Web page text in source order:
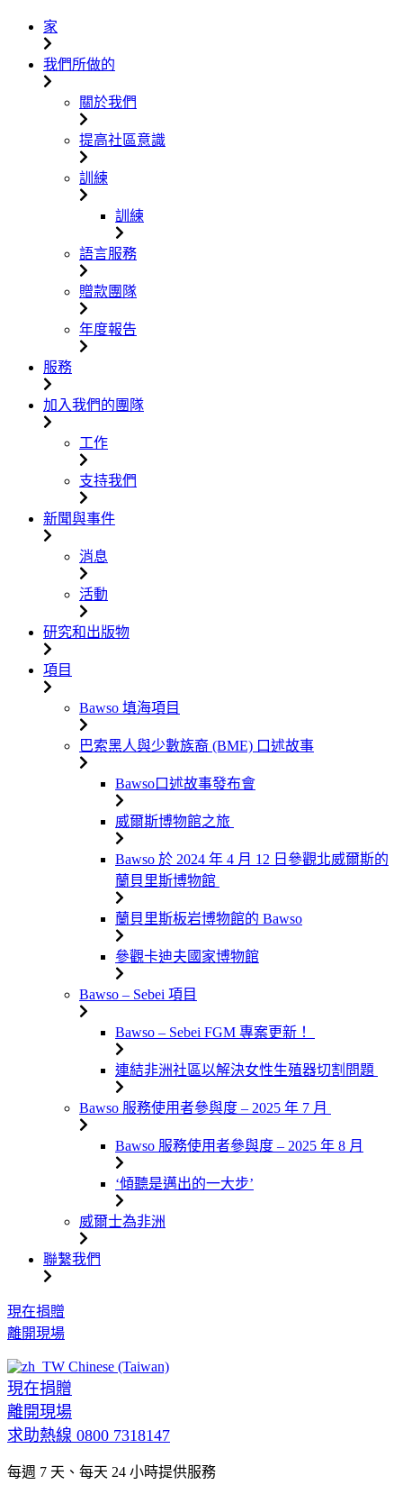
家
我們所做的
關於我們
提高社區意識
訓練
訓練
語言服務
贈款團隊
年度報告
服務
加入我們的團隊
工作
支持我們
新聞與事件
消息
活動
研究和出版物
項目
Bawso 填海項目
巴索黑人與少數族裔 (BME) 口述故事
Bawso口述故事發布會
威爾斯博物館之旅
Bawso 於 2024 年 4 月 12 日參觀北威爾斯的
蘭貝里斯博物館
蘭貝里斯板岩博物館的 Bawso
參觀卡迪夫國家博物館
Bawso – Sebei 項目
Bawso – Sebei FGM 專案更新！
連結非洲社區以解決女性生殖器切割問題
Bawso 服務使用者參與度 – 2025 年 7 月
Bawso 服務使用者參與度 – 2025 年 8 月
‘傾聽是邁出的一大步’
威爾士為非洲
聯繫我們
跳
到
容
現在捐贈
離開現場
Chinese (Taiwan)
現在捐贈
離開現場
求助熱線 0800 7318147
每週 7 天、每天 24 小時提供服務